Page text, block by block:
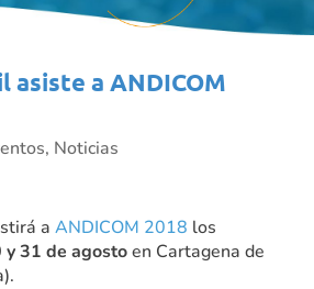
asiste a ANDICOM
, Noticias
a ANDICOM 2018 los
y 31 de agostoen Cartagena de